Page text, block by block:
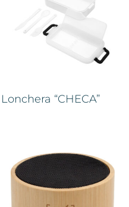
Lonchera “CHECA”